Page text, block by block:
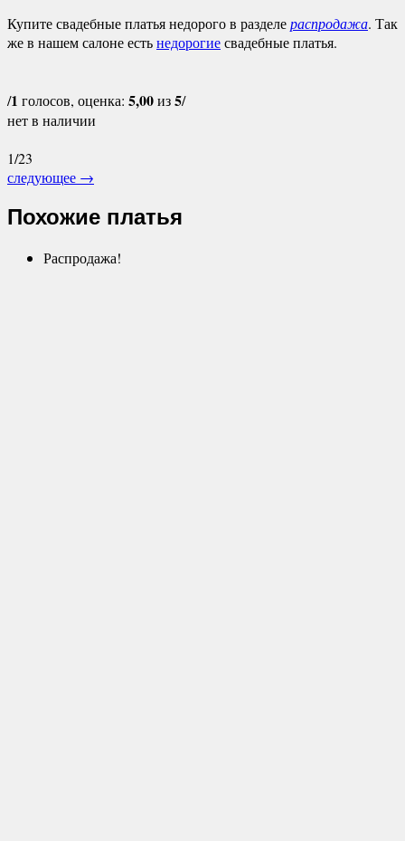
Купите свадебные платья недорого в разделераспродажа. Так
же в нашем салоне естьнедорогиесвадебные платья.
/1 голосов, оценка: 5,00из5/
нет в наличии
1/23
следующее →
Похожие платья
Распродажа!